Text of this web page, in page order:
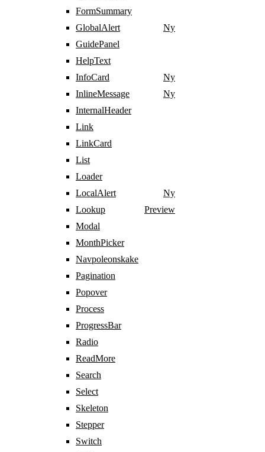
FormSummary
GlobalAlert
Ny
GuidePanel
HelpText
InfoCard
Ny
InlineMessage
Ny
InternalHeader
Link
LinkCard
List
Loader
LocalAlert
Ny
Lookup
Preview
Modal
MonthPicker
Navpoleonskake
Pagination
Popover
Process
ProgressBar
Radio
ReadMore
Search
Select
Skeleton
Stepper
Switch